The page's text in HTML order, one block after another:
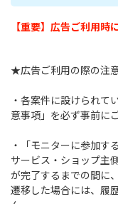
【重要】広告ご利用
★広告ご利用の際の注
・各案件に設けられて
意事項」を必ず事前に
・「モニターに参加す
サービス・ショップ主
が完了するまでの間に
遷移した場合には、履